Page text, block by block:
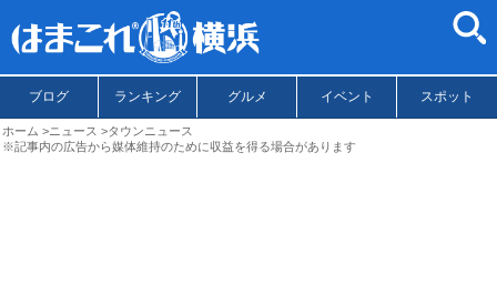
ブログ ランキング グルメ イベント スポット
ホーム ニュース
タウンニュース
※記事内の広告から媒体維持のために収益を得る場合があります